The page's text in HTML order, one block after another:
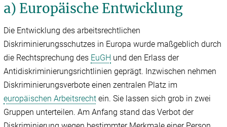
a) Europäische Entwicklung
Die Entwicklung des arbeitsrechtlichen
Diskriminierungsschutzes in Europa wurde maßgeblich durch
die Rechtsprechung des EuGH und den Erlass der
Antidiskriminierungsrichtlinien geprägt. Inzwischen nehmen
Diskriminierungsverbote einen zentralen Platz im
europäischen Arbeitsrecht ein. Sie lassen sich grob in zwei
Gruppen unterteilen. Am Anfang stand das Verbot der